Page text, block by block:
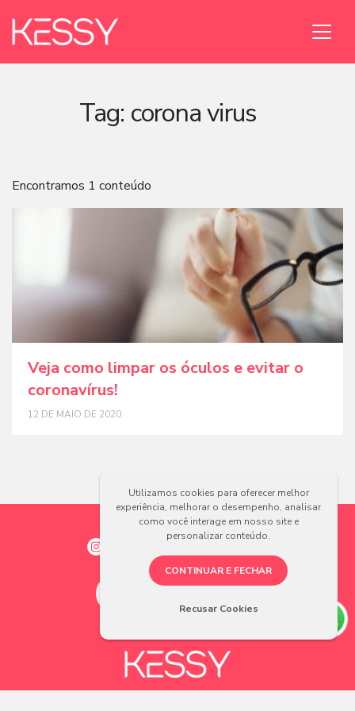
Tag: corona virus
Encontramos 1 conteúdo
Veja como limpar os óculos e evitar o
coronavírus!
12 DE MAIO DE 2020
Utilizamos cookies para oferecer melhor
experiência, melhorar o desempenho, analisar
como você interage em nosso site e
personalizar conteúdo.
CONTINUAR E FECHAR
Recusar Cookies